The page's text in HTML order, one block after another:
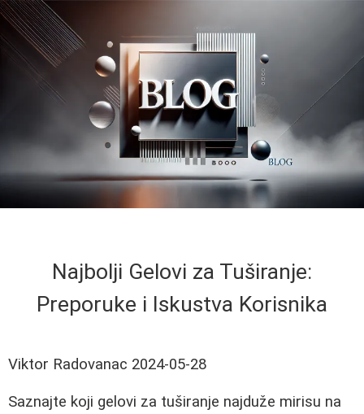
Najbolji Gelovi za Tuširanje:
Preporuke i Iskustva Korisnika
Viktor Radovanac 2024-05-28
Saznajte koji gelovi za tuširanje najduže mirisu na